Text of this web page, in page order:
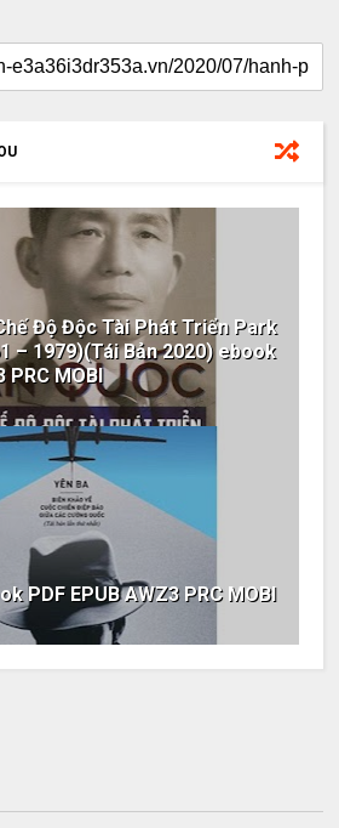
Độ Độc Tài Phát Triển Park
– 1979)(Tái Bản 2020) ebook
PRC MOBI
PDF EPUB AWZ3 PRC MOBI